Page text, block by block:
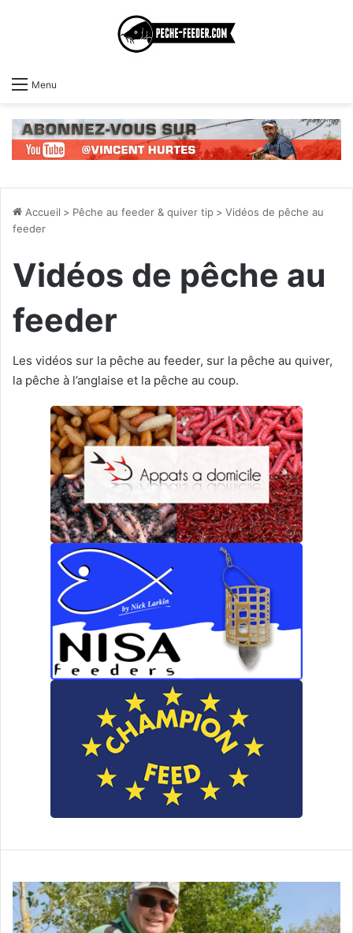
Menu
Accueil > Pêche au feeder & quiver tip > Vidéos de pêche au
feeder
Vidéos de pêche au
feeder
Les vidéos sur la pêche au feeder, sur la pêche au quiver,
la pêche à l’anglaise et la pêche au coup.